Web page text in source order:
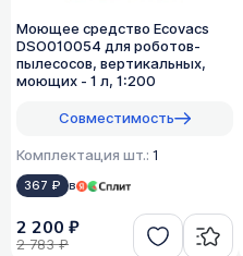
Моющее средство Ecovacs
DSO010054 для роботов-
пылесосов, вертикальных,
моющих - 1 л, 1:200
Совместимость
Комплектация шт.: 1
367 ₽ в
2 200 ₽
2 783 ₽